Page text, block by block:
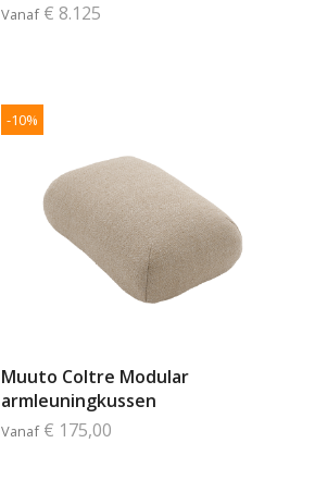
Vanaf € 8.125
-10%
Muuto Coltre Modular
armleuningkussen
Vanaf € 175,00